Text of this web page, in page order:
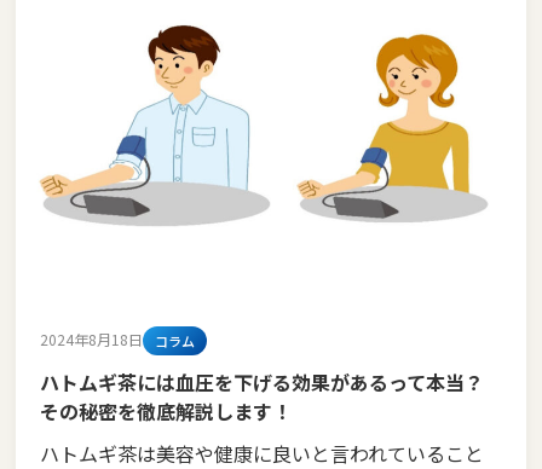
2024年8月18日 コラム
ハトムギ茶には血圧を下げる効果があるって本当？
その秘密を徹底解説します！
ハトムギ茶は美容や健康に良いと言われていること